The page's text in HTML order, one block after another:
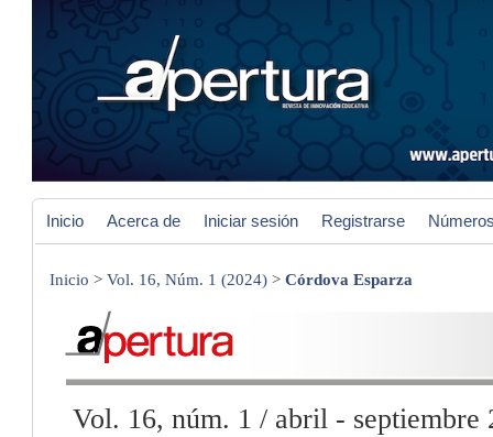
Inicio Acerca de Iniciar sesión Registrarse
Inicio > Vol. 16, Núm. 1 (2024)> Córdova Esparza
Vol. 16, núm. 1 / abril - septiembre